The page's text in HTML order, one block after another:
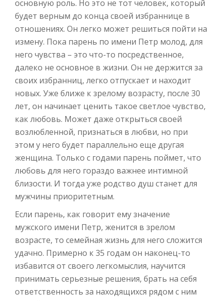
основную роль. Но это не тот человек, который
будет верным до конца своей избраннице в
отношениях. Он легко может решиться пойти на
измену. Пока парень по имени Петр молод, для
него чувства – это что-то посредственное,
далеко не основное в жизни. Он не держится за
своих избранниц, легко отпускает и находит
новых. Уже ближе к зрелому возрасту, после 30
лет, он начинает ценить такое светлое чувство,
как любовь. Может даже открыться своей
возлюбленной, признаться в любви, но при
этом у него будет параллельно еще другая
женщина. Только с годами парень поймет, что
любовь для него гораздо важнее интимной
близости. И тогда уже родство душ станет для
мужчины приоритетным.
Если парень, как говорит ему значение
мужского имени Петр, женится в зрелом
возрасте, то семейная жизнь для него сложится
удачно. Примерно к 35 годам он наконец-то
избавится от своего легкомыслия, научится
принимать серьезные решения, брать на себя
ответственность за находящихся рядом с ним